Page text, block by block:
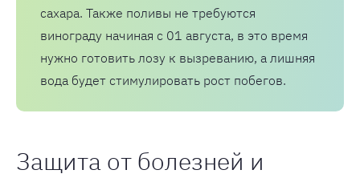
сахара. Также поливы не требуются
винограду начиная с 01 августа, в это время
нужно готовить лозу к вызреванию, а лишняя
вода будет стимулировать рост побегов.
Защита от болезней и